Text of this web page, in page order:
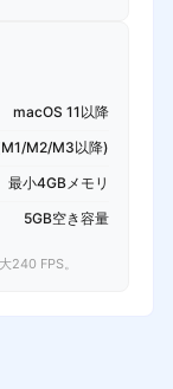
macOS 11以降
M2/M3以降)
最小4GBメモリ
5GB空き容量
240 FPS。